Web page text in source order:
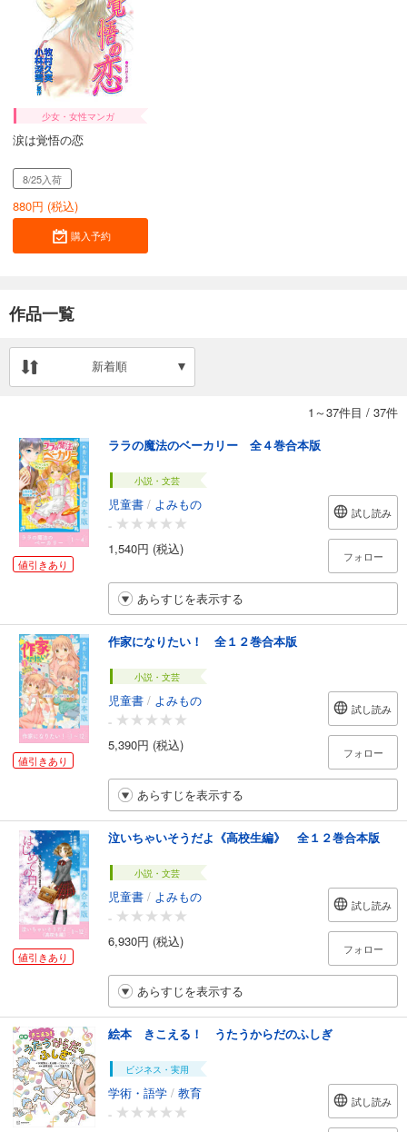
少女・女性マンガ
涙は覚悟の恋
8/25入荷
880円 (税込)
購入予約
作品一覧
新着順
1～37件目 / 37件
値引きあり
ララの魔法のベーカリー 全４巻合本版
小説・文芸
児童書 / よみもの
-
1,540円 (税込)
試し読み
フォロー
あらすじを表示する
値引きあり
作家になりたい！ 全１２巻合本版
小説・文芸
児童書 / よみもの
-
5,390円 (税込)
試し読み
フォロー
あらすじを表示する
値引きあり
泣いちゃいそうだよ《高校生編》 全１２巻合本版
小説・文芸
児童書 / よみもの
-
6,930円 (税込)
試し読み
フォロー
あらすじを表示する
絵本 きこえる！ うたうからだのふしぎ
ビジネス・実用
学術・語学 / 教育
-
試し読み